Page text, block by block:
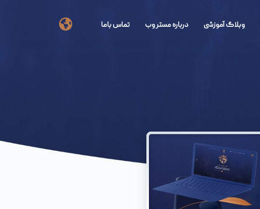
وبلاگ آموزشی درباره مستر وب تماس باما